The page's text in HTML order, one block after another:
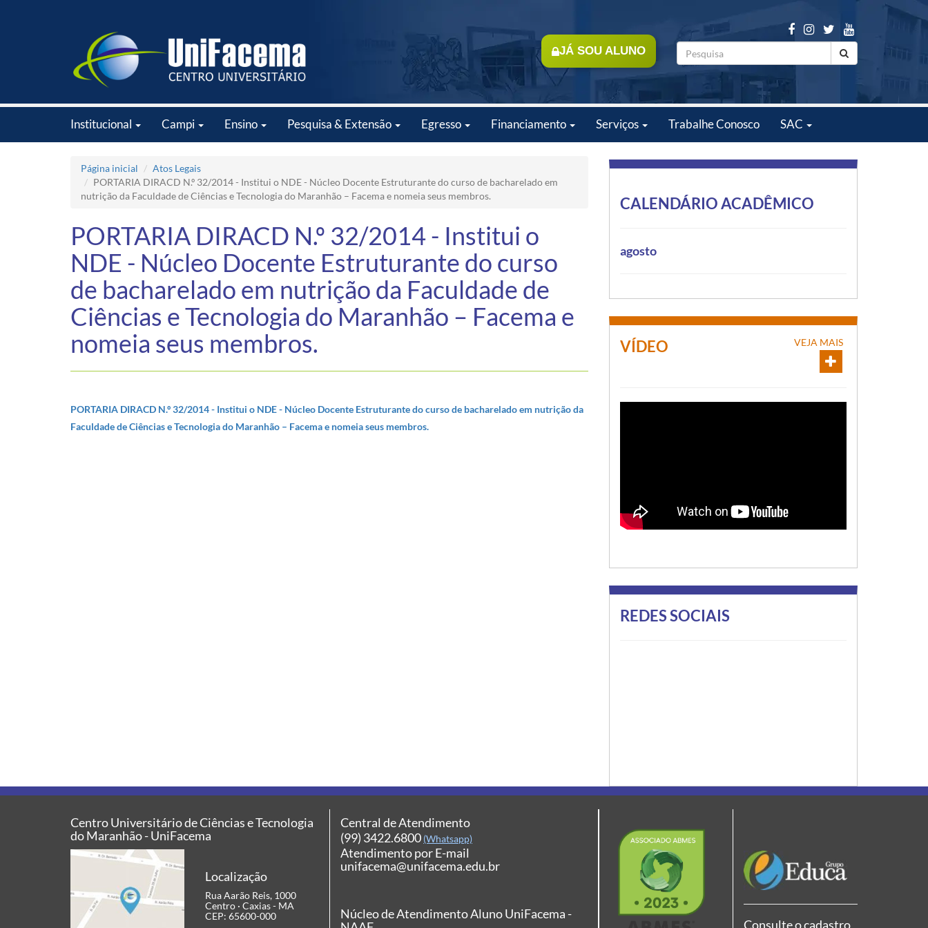
JÁ SOU ALUNO
Institucional Campi Ensino Pesquisa & Extensão Egresso Financiamento Serviços Trabalhe Conosco SAC
Página inicial
Atos Legais
PORTARIA DIRACD N.º 32/2014 - Institui o NDE - Núcleo Docente Estruturante do curso de bacharelado em
nutrição da Faculdade de Ciências e Tecnologia do Maranhão – Facema e nomeia seus membros.
PORTARIA DIRACD N.º 32/2014 - Institui o
NDE - Núcleo Docente Estruturante do curso
de bacharelado em nutrição da Faculdade de
Ciências e Tecnologia do Maranhão – Facema e
nomeia seus membros.
PORTARIA DIRACD N.º 32/2014 - Institui o NDE - Núcleo Docente Estruturante do curso de bacharelado em nutrição da
Faculdade de Ciências e Tecnologia do Maranhão – Facema e nomeia seus membros.
CALENDÁRIO ACADÊMICO
agosto
VÍDEO VEJA MAIS
REDES SOCIAIS
Centro Universitário de Ciências e Tecnologia
do Maranhão - UniFacema
Localização
Rua Aarão Reis, 1000
Centro · Caxias - MA
CEP: 65600-000
Central de Atendimento
(99) 3422.6800 (Whatsapp)
Atendimento por E-mail
unifacema@unifacema.edu.br
Núcleo de Atendimento Aluno UniFacema -
Consulte o cadastro